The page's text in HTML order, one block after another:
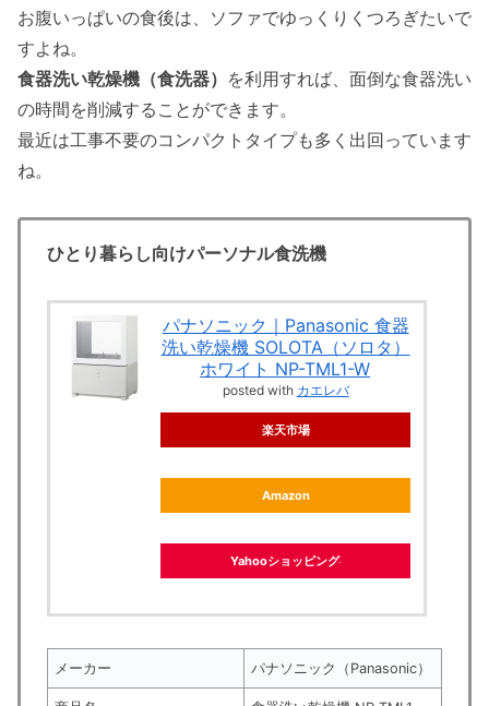
お腹いっぱいの食後は、ソファでゆっくりくつろぎたいで
すよね。
食器洗い乾燥機（食洗器） を利用すれば、面倒な食器洗い
の時間を削減することができます。
最近は工事不要のコンパクトタイプも多く出回っています
ね。
ひとり暮らし向けパーソナル食洗機
パナソニック｜Panasonic 食器
洗い乾燥機 SOLOTA（ソロタ）
ホワイト NP-TML1-W
posted with カエレバ
楽天市場
Amazon
Yahooショッピング
メーカー パナソニック（Panasonic）